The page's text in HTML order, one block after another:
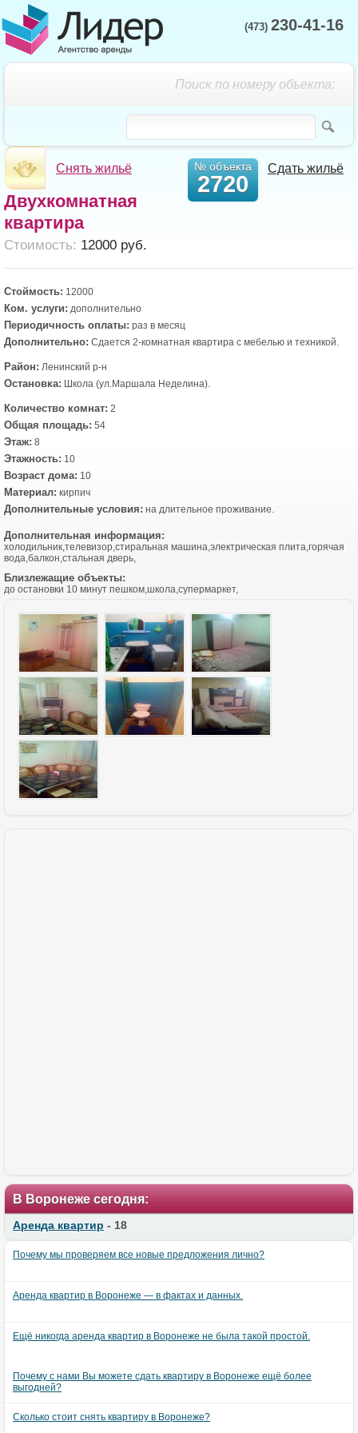
(473) 230-41-16
Поиск по номеру объекта:
Снять жильё Сдать жильё
№ объекта
2720
Двухкомнатная
квартира
Cтоимость: 12000 руб.
Стоймость: 12000
Ком. услуги: дополнительно
Периодичность оплаты: раз в месяц
Дополнительно: Сдается 2-комнатная квартира с мебелью и техникой.
Район: Ленинский р-н
Остановка: Школа (ул.Маршала Неделина).
Количество комнат: 2
Общая площадь: 54
Этаж: 8
Этажность: 10
Возраст дома: 10
Материал: кирпич
Дополнительные условия: на длительное проживание.
Дополнительная информация:
холодильник,телевизор,стиральная машина,электрическая плита,горячая
вода,балкон,стальная дверь,
Близлежащие объекты:
до остановки 10 минут пешком,школа,супермаркет,
В Воронеже сегодня:
Аренда квартир - 18
Почему мы проверяем все новые предложения лично?
Аренда квартир в Воронеже — в фактах и данных.
Ещё никогда аренда квартир в Воронеже не была такой простой.
Почему с нами Вы можете сдать квартиру в Воронеже ещё более
выгодней?
Сколько стоит снять квартиру в Воронеже?